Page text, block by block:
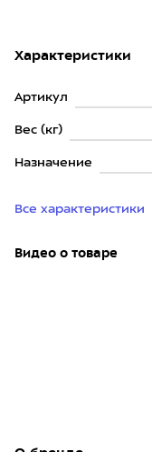
Характеристики
Артикул
Вес (кг)
Назначение
Все характеристики
Видео о товаре